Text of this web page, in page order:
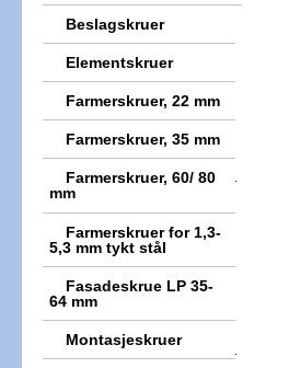
Beslagskruer
Elementskruer
Farmerskruer, 22 mm
Farmerskruer, 35 mm
Farmerskruer, 60/ 80
mm
Farmerskruer for 1,3-
5,3 mm tykt stål
Fasadeskrue LP 35-
64 mm
Montasjeskruer